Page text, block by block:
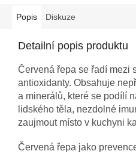
Popis Diskuze
Detailní popis produktu
Červená řepa se řadí mezi
antioxidanty. Obsahuje
a minerálů, které se podílí
lidského těla, nezdolné
zaujmout místo v kuchyni
Červená řepa jako